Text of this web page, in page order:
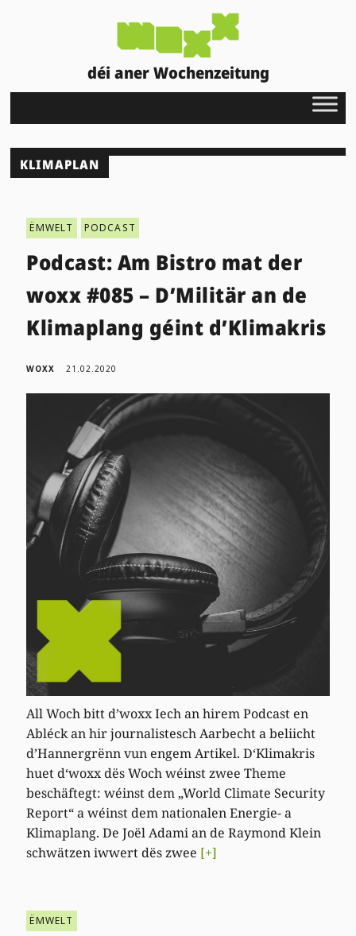
déi aner Wochenzeitung
KLIMAPLAN
ËMWELT PODCAST
Podcast: Am Bistro mat der
woxx #085 – D’Militär an de
Klimaplang géint d’Klimakris
WOXX 21.02.2020
All Woch bitt d’woxx Iech an hirem Podcast en
Abléck an hir journalistesch Aarbecht a beliicht
d’Hannergrënn vun engem Artikel. D‘Klimakris
huet d‘woxx dës Woch wéinst zwee Theme
beschäftegt: wéinst dem „World Climate Security
Report“ a wéinst dem nationalen Energie- a
Klimaplang. De Joël Adami an de Raymond Klein
schwätzen iwwert dës zwee [+]
ËMWELT